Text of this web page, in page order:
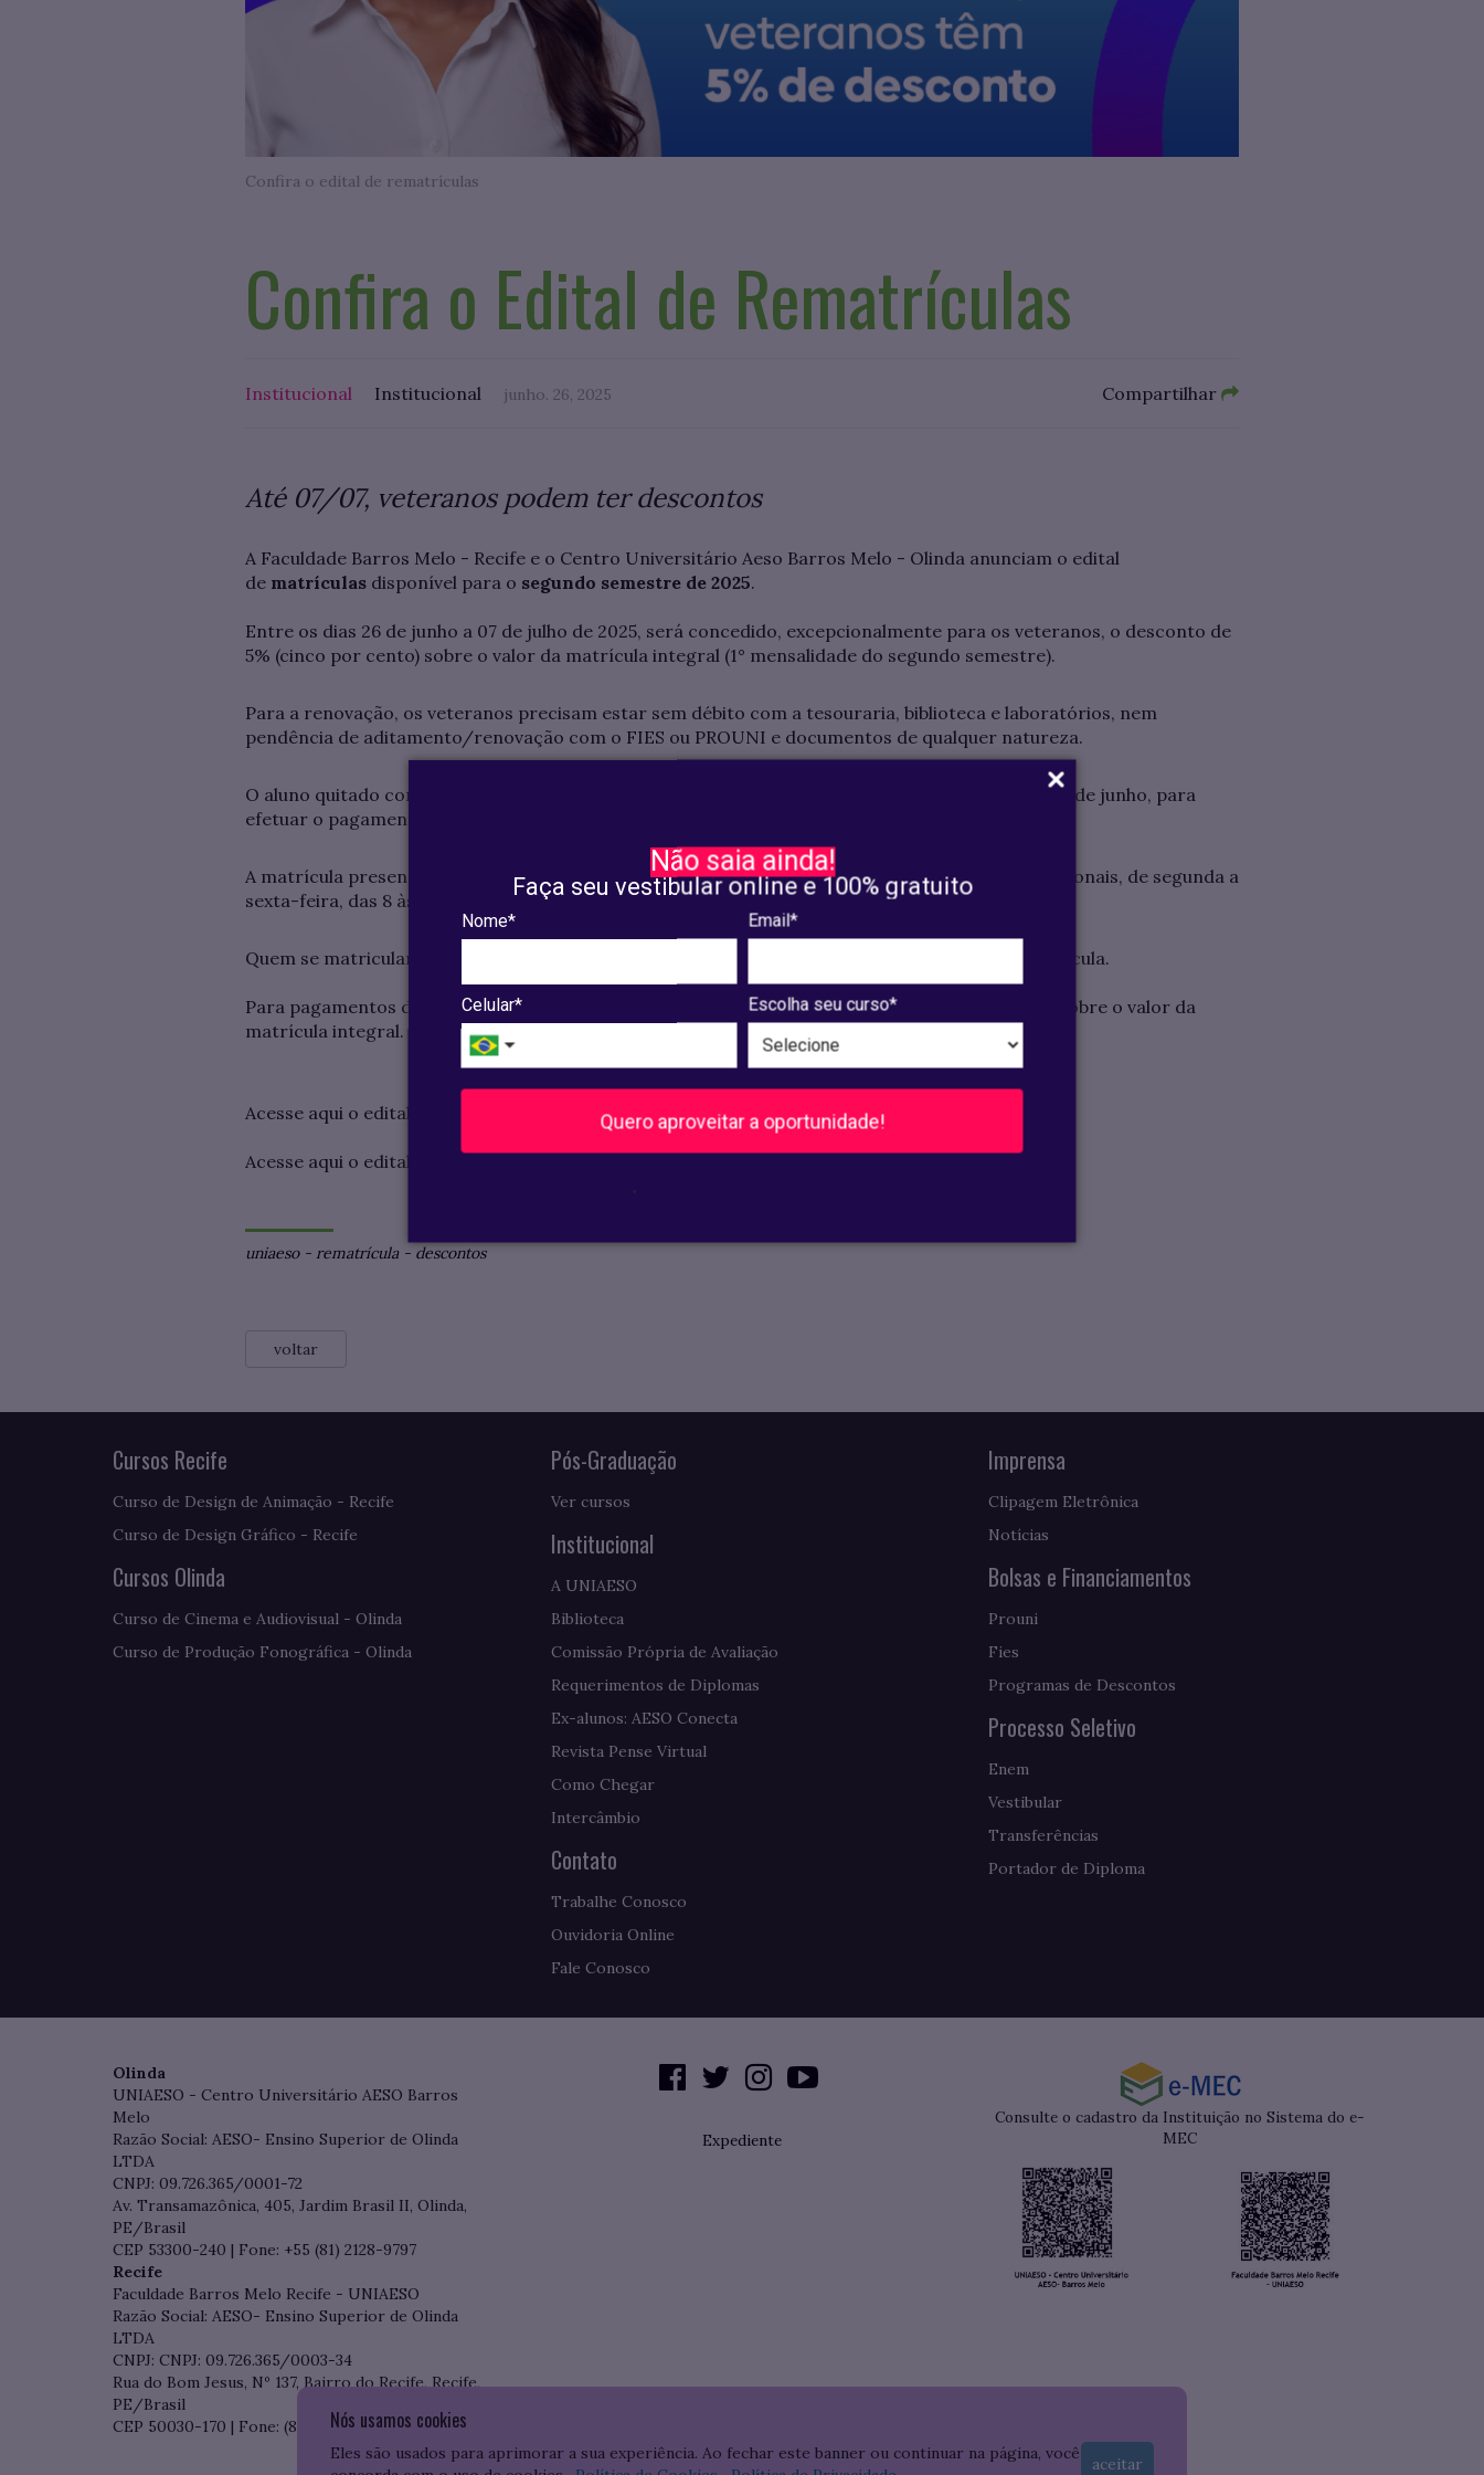
Não saia ainda!
Faça seu vestibular online e 100% gratuito
Nome* Email*
Celular* Escolha seu curso*
Quero aproveitar a oportunidade!
.
Confira o edital de rematrículas
Confira o Edital de Rematrículas
Institucional Institucional junho. 26, 2025 Compartilhar
Até 07/07, veteranos podem ter descontos
A Faculdade Barros Melo - Recife e o Centro Universitário Aeso Barros Melo - Olinda anunciam o edital
de matrículas disponível para o segundo semestre de 2025.
Entre os dias 26 de junho a 07 de julho de 2025, será concedido, excepcionalmente para os veteranos, o desconto de
5% (cinco por cento) sobre o valor da matrícula integral (1° mensalidade do segundo semestre).
Para a renovação, os veteranos precisam estar sem débito com a tesouraria, biblioteca e laboratórios, nem
pendência de aditamento/renovação com o FIES ou PROUNI e documentos de qualquer natureza.
O aluno quitado com a Instituição poderá acessar o boleto no
, a partir do dia 26 de junho, para
efetuar o pagamento em qualquer agência bancária ou casa lotérica.
A matrícula presencial será permitida para alunos iniciantes, desperiodizados e em casos excepcionais, de segunda a
sexta-feira, das 8 às 12 e das 13 às 17 horas, na secretaria da instituição.
Quem se matricular no período de 08 a 15 de julho de 2025 deverá pagar o valor integral da matrícula.
Para pagamentos de 16 a 23 de julho de 2025, será adicionada uma multa de 2% (dois por cento) sobre o valor da
matrícula integral.
Acesse aqui o edital do campus
Acesse aqui o edital do campusOlinda
uniaeso- rematrícula - descontos
voltar
Nós usamos cookies
Eles são usados para aprimorar a sua experiência. Ao fechar este banner ou continuar na página, você
aceitar
Cursos Recife
Curso de Design de Animação - Recife
Curso de Design Gráfico - Recife
Cursos Olinda
Curso de Cinema e Audiovisual - Olinda
Curso de Produção Fonográfica - Olinda
Pós-Graduação
Ver cursos
Institucional
A UNIAESO
Biblioteca
Comissão Própria de Avaliação
Requerimentos de Diplomas
Ex-alunos: AESO Conecta
Revista Pense Virtual
Como Chegar
Intercâmbio
Contato
Trabalhe Conosco
Ouvidoria Online
Fale Conosco
Imprensa
Clipagem Eletrônica
Notícias
Bolsas e Financiamentos
Prouni
Fies
Programas de Descontos
Processo Seletivo
Enem
Vestibular
Transferências
Portador de Diploma
Olinda
UNIAESO - Centro Universitário AESO Barros
Melo
Razão Social: AESO- Ensino Superior de Olinda
LTDA
CNPJ: 09.726.365/0001-72
Av. Transamazônica, 405, Jardim Brasil II, Olinda,
PE/Brasil
CEP 53300-240 | Fone: +55 (81) 2128-9797
Recife
Faculdade Barros Melo Recife - UNIAESO
Razão Social: AESO- Ensino Superior de Olinda
LTDA
CNPJ: CNPJ: 09.726.365/0003-34
Rua do Bom Jesus, Nº 137, Bairro do Recife, Recife,
PE/Brasil
CEP 50030-170 | Fone: (81) 3204-7536
Expediente
Consulte o cadastro da Instituição no Sistema do e-
MEC